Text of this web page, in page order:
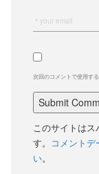
次回のコメントで使用す
このサイトはス
す。
コメント
い。